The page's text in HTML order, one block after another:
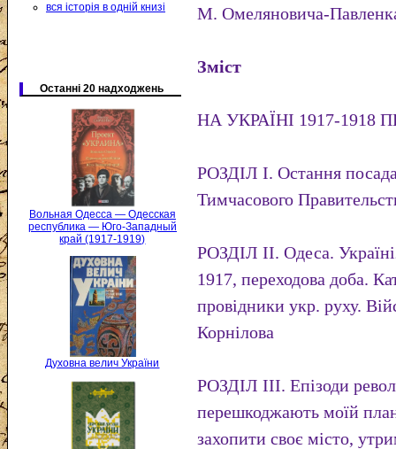
вся історія в одній книзі
Останні 20 надходжень
Вольная Одесса — Одесская
республика — Юго-Западный
край (1917-1919)
Духовна велич України
М. Омеляновича-
Зміст
НА УКРАЇНІ 1917-1918
РОЗДІЛ І. Остання
Тимчасового
РОЗДІЛ II. Одеса.
1917, переходова доба.
провідники укр. руху.
Корнілова
РОЗДІЛ III. Епізоди
перешкоджають моїй
захопити своє місто,